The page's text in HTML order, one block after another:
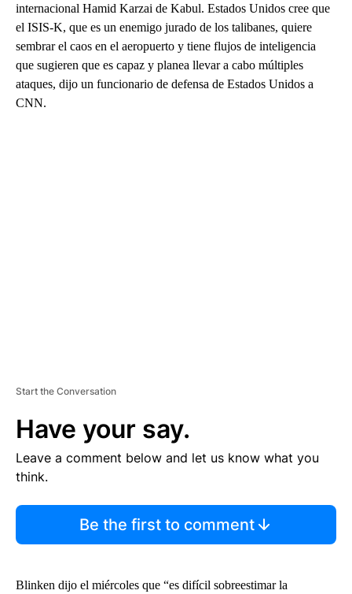
internacional Hamid Karzai de Kabul. Estados Unidos cree que
el ISIS-K, que es un enemigo jurado de los talibanes, quiere
sembrar el caos en el aeropuerto y tiene flujos de inteligencia
que sugieren que es capaz y planea llevar a cabo múltiples
ataques, dijo un funcionario de defensa de Estados Unidos a
CNN.
Start the Conversation
Have your say.
Leave a comment below and let us know what you
think.
Be the first to comment
Blinken dijo el miércoles que “es difícil sobreestimar la